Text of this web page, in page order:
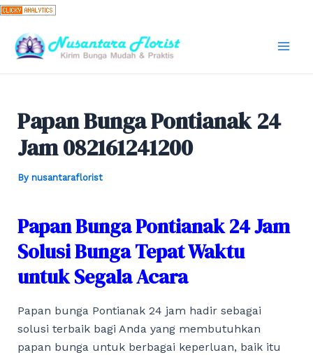
Skip
content
Papan Bunga Pontianak 24
Jam 082161241200
By nusantaraflorist
Papan Bunga Pontianak 24 Jam
Solusi Bunga Tepat Waktu
untuk Segala Acara
Papan bunga Pontianak 24 jam hadir sebagai
solusi terbaik bagi Anda yang membutuhkan
papan bunga untuk berbagai keperluan, baik itu